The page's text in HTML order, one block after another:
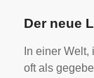
Der neue
In einer
oft als